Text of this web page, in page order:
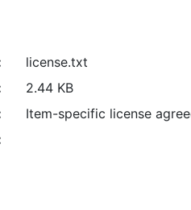
license.txt
2.44 KB
Item-specific license